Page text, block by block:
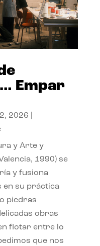
Empar
2026
y Arte y
1990) se
y fusiona
en su práctica
piedras
obras
flotar entre lo
que nos